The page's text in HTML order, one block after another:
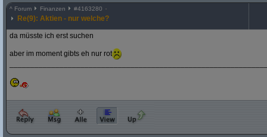
^ Forum Finanzen #4163280
Re(9): Aktien - nur welche?
da müsste ich erst suchen
aber im moment gibts eh nur rot